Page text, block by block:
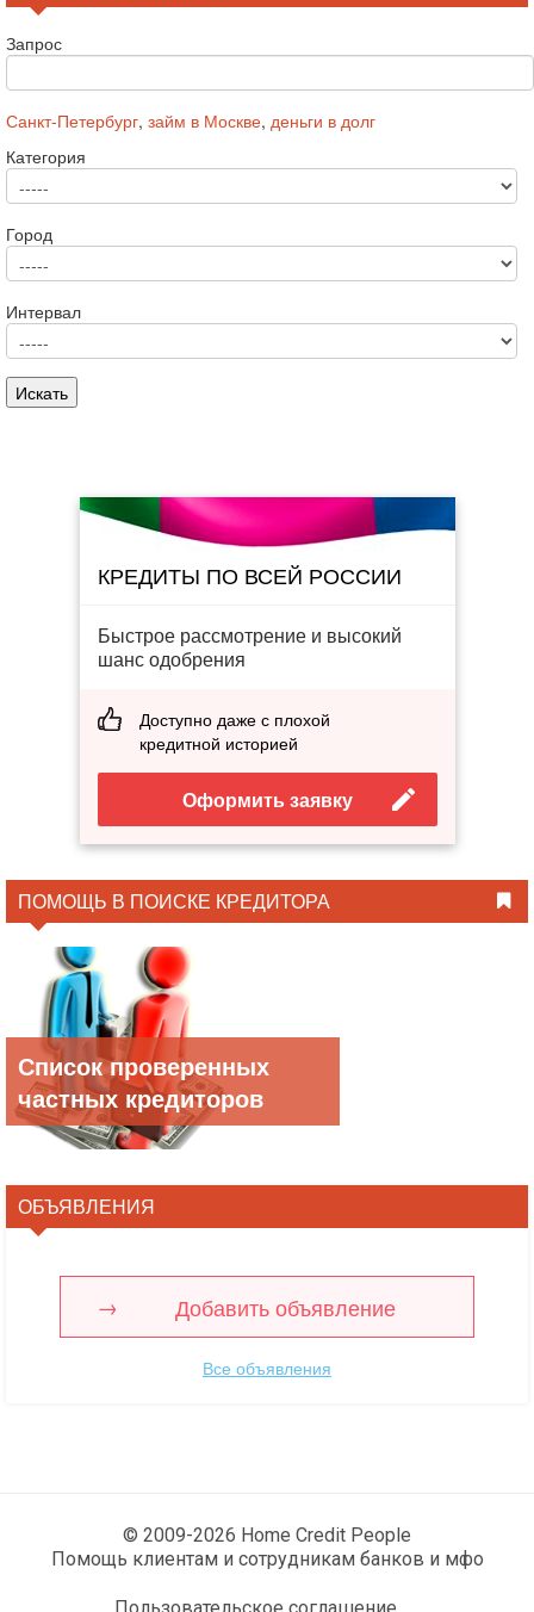
Запрос
Санкт-Петербург, займ в Москве, деньги в долг
Категория
Город
Интервал
КРЕДИТЫ ПО ВСЕЙ РОССИИ
Быстрое рассмотрение и высокий
шанс одобрения
Доступно даже с плохой
кредитной историей
Оформить заявку
ПОМОЩЬ В ПОИСКЕ КРЕДИТОРА
Список проверенных
частных кредиторов
ОБЪЯВЛЕНИЯ
Добавить объявление
Все объявления
© 2009-2026 Home Credit People
Помощь клиентам и сотрудникам банков и мфо